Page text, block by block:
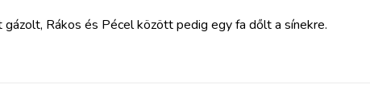
Rákos és Pécel között pedig egy fa dőlt a sínekre.